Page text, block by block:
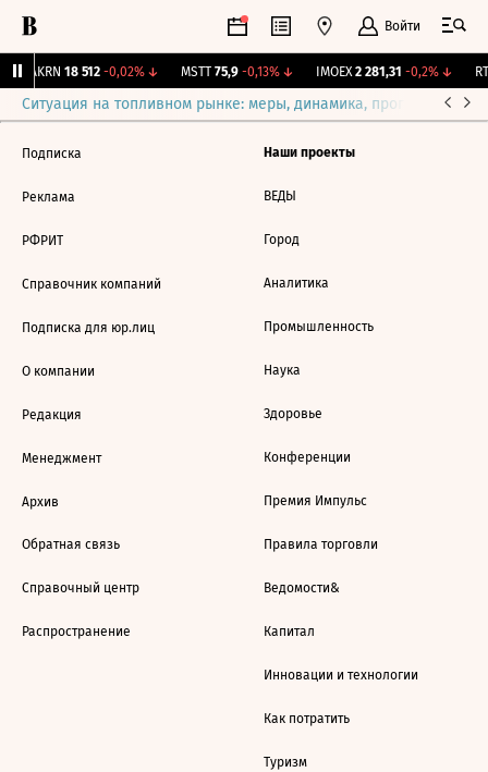
Войти
AKRN 18 512 -0,02%↓ MSTT 75,9 -0,13%↓ IMOEX 2 281,31 -0,2%↓
Ситуация на топливном рынке: меры, динамика, прогнозы
Подписка
Реклама
РФРИТ
Справочник компаний
Подписка для юр.лиц
О компании
Редакция
Менеджмент
Архив
Обратная связь
Справочный центр
Распространение
Наши проекты
ВЕДЫ
Город
Аналитика
Промышленность
Наука
Здоровье
Конференции
Премия Импульс
Правила торговли
Ведомости&
Капитал
Инновации и технологии
Как потратить
Туризм